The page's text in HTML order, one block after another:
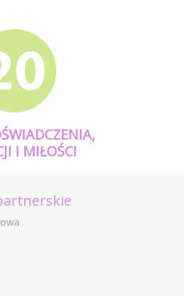
I MIŁOŚCI